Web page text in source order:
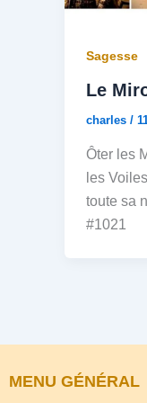
Sagesse
Le
charles /
Ôter les
les
toute sa
#1021
MENU GÉNÉRAL